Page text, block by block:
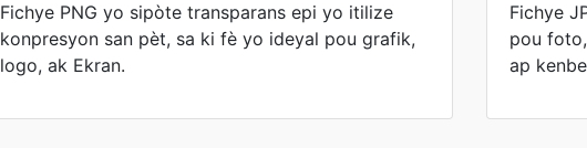
Fichye PNG yo sipòte transparans epi yo itilize
konpresyon san pèt, sa ki fè yo ideyal pou grafik,
logo, ak Ekran.
Fichye
pou
ap